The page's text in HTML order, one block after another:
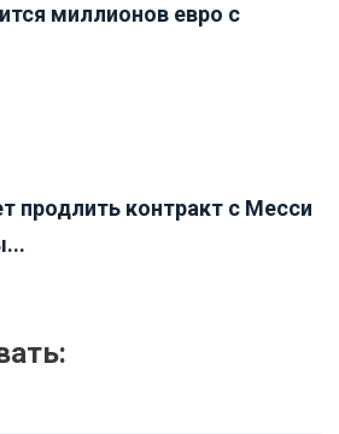
миллионов евро с
продлить контракт с Месси